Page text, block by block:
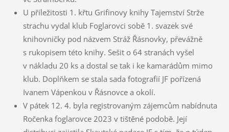
U příležitosti 1. křtu Grifinovy knihy Tajemství Strže
strachu vydal klub Foglarovci sobě 1. svazek své
knihovničky pod názvem Stráž Řásnovky, převážně
s rukopisem této knihy. Sešit o 64 stranách vyšel
v nákladu 20 ks a dostal se tak i ke kamarádům mimo
klub. Doplňkem se stala sada fotografií JF pořízená
Ivanem Vápenkou v Řásnovce a okolí.
V pátek 12. 4. byla registrovaným zájemcům nabídnuta
Ročenka foglarovce 2023 v tištěné podobě. Její